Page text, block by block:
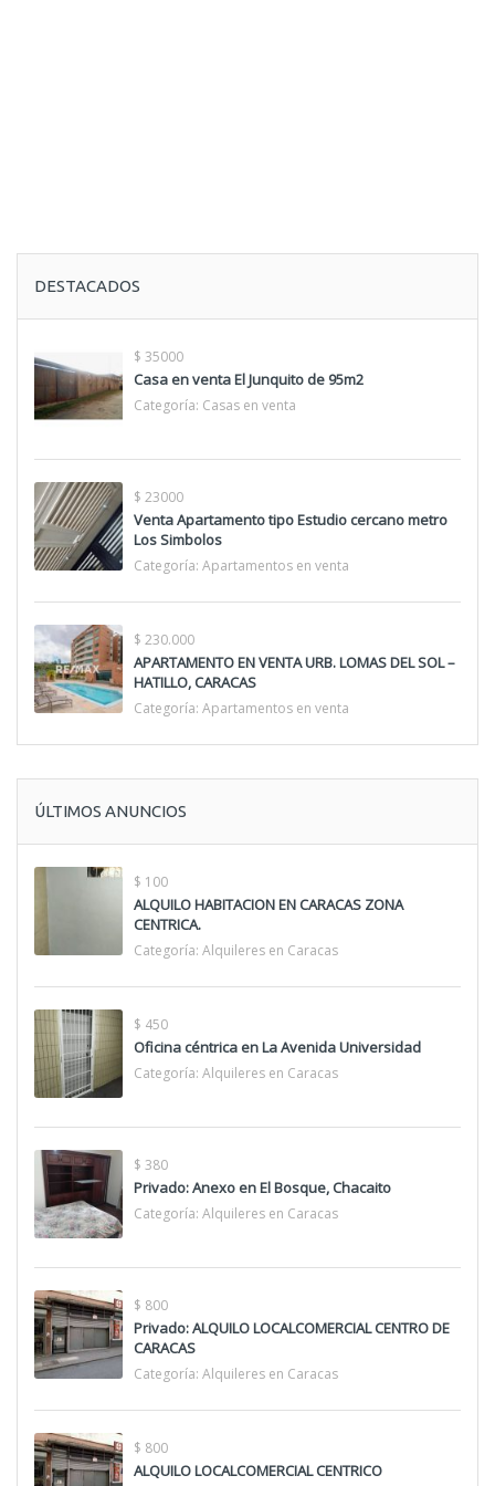
DESTACADOS
$ 35000
Casa en venta El Junquito de 95m2
Categoría: Casas en venta
$ 23000
Venta Apartamento tipo Estudio cercano metro
Los Simbolos
Categoría: Apartamentos en venta
$ 230.000
APARTAMENTO EN VENTA URB. LOMAS DEL SOL –
HATILLO, CARACAS
Categoría: Apartamentos en venta
ÚLTIMOS ANUNCIOS
$ 100
ALQUILO HABITACION EN CARACAS ZONA
CENTRICA.
Categoría: Alquileres en Caracas
$ 450
Oficina céntrica en La Avenida Universidad
Categoría: Alquileres en Caracas
$ 380
Privado: Anexo en El Bosque, Chacaito
Categoría: Alquileres en Caracas
$ 800
Privado: ALQUILO LOCALCOMERCIAL CENTRO DE
CARACAS
Categoría: Alquileres en Caracas
$ 800
ALQUILO LOCALCOMERCIAL CENTRICO